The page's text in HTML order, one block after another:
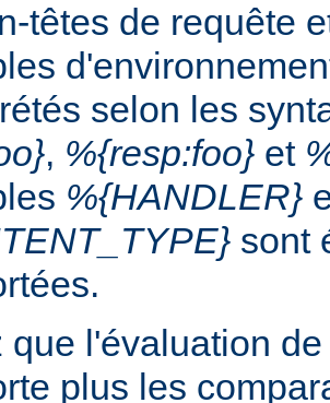
têtes de requête
selon les
, %{resp:foo} et
%{HANDLER}
sont
que l'évaluation
plus les